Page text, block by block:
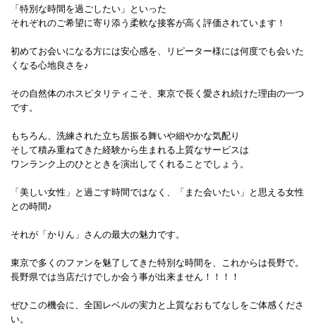
「特別な時間を過ごしたい」といった
それぞれのご希望に寄り添う柔軟な接客が高く評価されています！
初めてお会いになる方には安心感を、リピーター様には何度でも会いた
くなる心地良さを♪
その自然体のホスピタリティこそ、東京で長く愛され続けた理由の一つ
です。
もちろん、洗練された立ち居振る舞いや細やかな気配り
そして積み重ねてきた経験から生まれる上質なサービスは
ワンランク上のひとときを演出してくれることでしょう。
「美しい女性」と過ごす時間ではなく、「また会いたい」と思える女性
との時間♪
それが「かりん」さんの最大の魅力です。
東京で多くのファンを魅了してきた特別な時間を、これからは長野で。
長野県では当店だけでしか会う事が出来ません！！！！
ぜひこの機会に、全国レベルの実力と上質なおもてなしをご体感くださ
い。